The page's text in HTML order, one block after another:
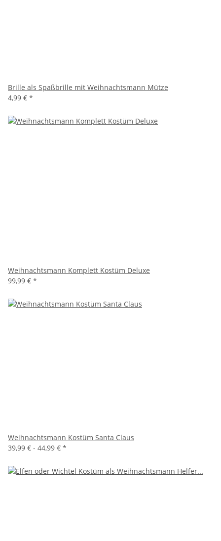
Brille als Spaßbrille mit Weihnachtsmann Mütze
4,99 € *
Weihnachtsmann Komplett Kostüm Deluxe
99,99 € *
Weihnachtsmann Kostüm Santa Claus
39,99 € - 44,99 € *